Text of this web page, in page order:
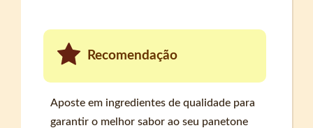
Recomendação
Aposte em ingredientes de qualidade para
garantir o melhor sabor ao seu panetone